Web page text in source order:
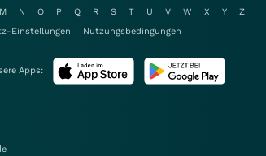
M N O P Q R S T U V W X Y
Z
Einstellungen Nutzungsbedingungen
Apps: